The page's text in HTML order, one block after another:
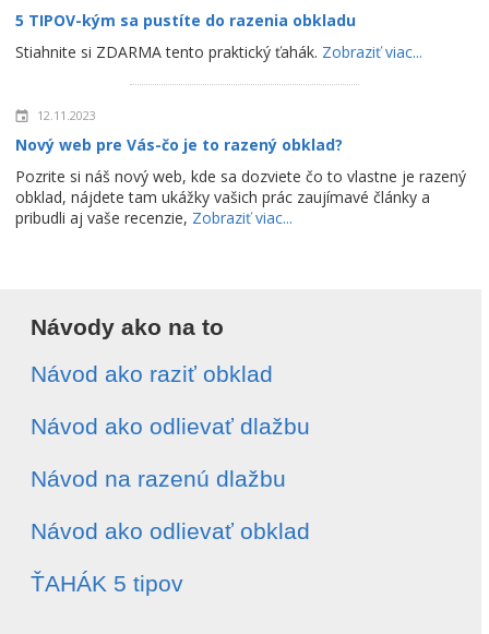
5 TIPOV-kým sa pustíte do razenia obkladu
Stiahnite si ZDARMA tento praktický ťahák. Zobraziť viac...
12.11.2023
Nový web pre Vás-čo je to razený obklad?
Pozrite si náš nový web, kde sa dozviete čo to vlastne je razený
obklad, nájdete tam ukážky vašich prác zaujímavé články a
pribudli aj vaše recenzie, Zobraziť viac...
Návody ako na to
Návod ako raziť obklad
Návod ako odlievať dlažbu
Návod na razenú dlažbu
Návod ako odlievať obklad
ŤAHÁK 5 tipov